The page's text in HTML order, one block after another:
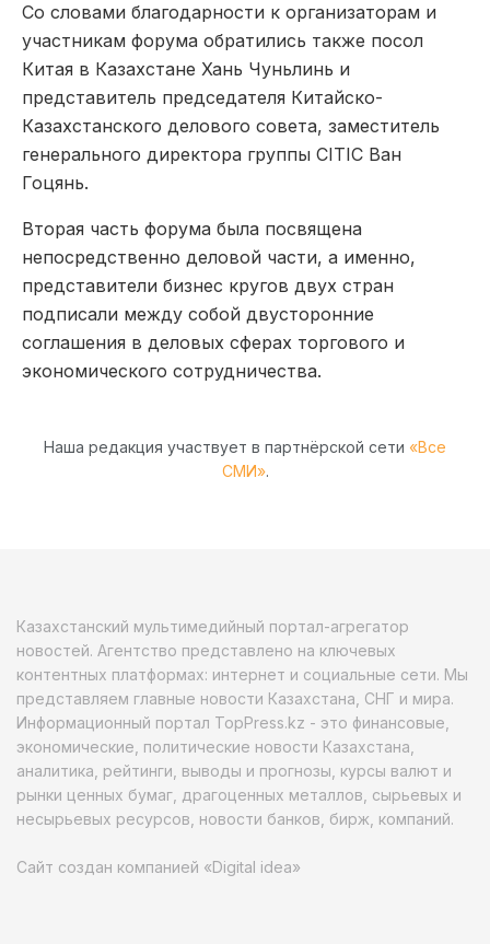
Со словами благодарности к организаторам и
участникам форума обратились также посол
Китая в Казахстане Хань Чуньлинь и
представитель председателя Китайско-
Казахстанского делового совета, заместитель
генерального директора группы CITIC Ван
Гоцянь.
Вторая часть форума была посвящена
непосредственно деловой части, а именно,
представители бизнес кругов двух стран
подписали между собой двусторонние
соглашения в деловых сферах торгового и
экономического сотрудничества.
Наша редакция участвует в партнёрской сети «Все
СМИ».
Казахстанский мультимедийный портал-агрегатор
новостей. Агентство представлено на ключевых
контентных платформах: интернет и социальные сети. Мы
представляем главные новости Казахстана, СНГ и мира.
Информационный портал TopPress.kz - это финансовые,
экономические, политические новости Казахстана,
аналитика, рейтинги, выводы и прогнозы, курсы валют и
рынки ценных бумаг, драгоценных металлов, сырьевых и
несырьевых ресурсов, новости банков, бирж, компаний.
Сайт создан компанией «Digital idea»